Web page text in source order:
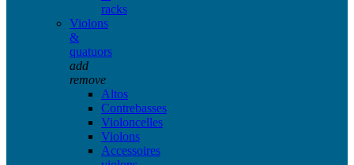
racks
Violons
&
quatuors
add
remove
Altos
Contrebasses
Violoncelles
Violons
Accessoires